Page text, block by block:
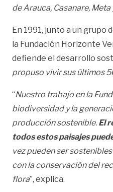
de Arauca, Casanare,
En 1991, junto a un grupo
la Fundación Horizonte
defiende el desarrollo
propuso vivir sus últimos
“Nuestro trabajo en la
biodiversidad y la
producción sostenible. El
todos estos paisajes
vez pueden ser
con la conservación del
flora”, explica.